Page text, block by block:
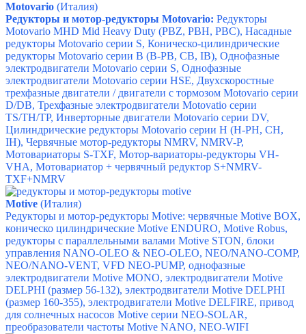
Motovario (Италия)
Редукторы и мотор-редукторы Motovario: Редукторы
Motovario MHD Mid Heavy Duty (PBZ, PBH, PBC), Насадные
редукторы Motovario серии S, Коническо-цилиндрические
редукторы Motovario серии B (B-PB, CB, IB), Однофазные
электродвигатели Motovario серии S, Однофазные
электродвигатели Motovario серии HSE, Двухскоростные
трехфазные двигатели / двигатели с тормозом Motovario серии
D/DB, Трехфазные электродвигатели Motovatio серии
TS/TH/TP, Инверторные двигатели Motovario серии DV,
Цилиндрические редукторы Motovario серии H (H-PH, CH,
IH), Червячные мотор-редукторы NMRV, NMRV-P,
Мотовариаторы S-TXF, Мотор-вариаторы-редукторы VH-
VHA, Мотовариатор + червячный редуктор S+NMRV-
TXF+NMRV
Motive (Италия)
Редукторы и мотор-редукторы Motive: червячные Motive BOX,
коническо цилиндрические Motive ENDURO, Motive Robus,
редукторы с параллельными валами Motive STON, блоки
управления NANO-OLEO & NEO-OLEO, NEO/NANO-COMP,
NEO/NANO-VENT, VFD NEO-PUMP, однофазные
электродвигатели Motive MONO, электродвигатели Motive
DELPHI (размер 56-132), электродвигатели Motive DELPHI
(размер 160-355), электродвигатели Motive DELFIRE, привод
для солнечных насосов Motive серии NEO-SOLAR,
преобразователи частоты Motive NANO, NEO-WIFI